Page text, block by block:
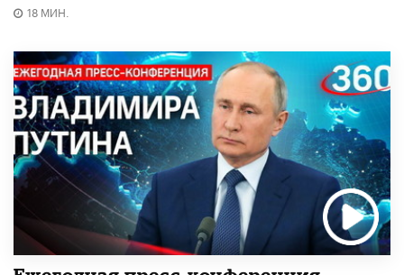
18 МИН.